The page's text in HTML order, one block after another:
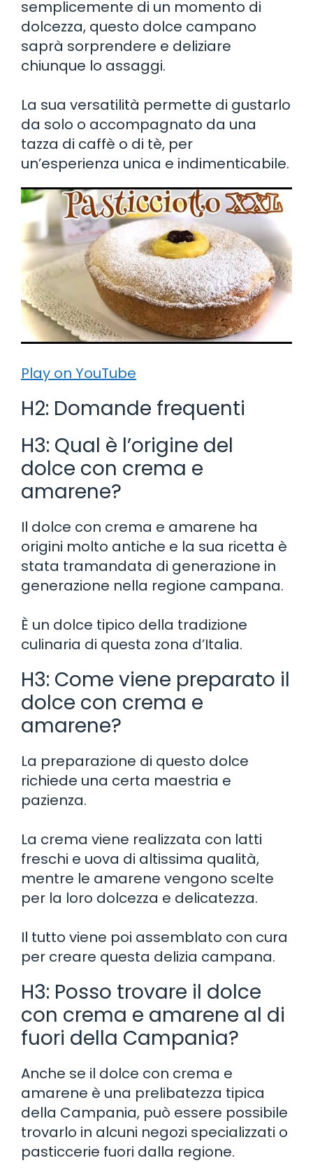
semplicemente di un momento di
dolcezza, questo dolce campano
saprà sorprendere e deliziare
chiunque lo assaggi.
La sua versatilità permette di gustarlo
da solo o accompagnato da una
tazza di caffè o di tè, per
un’esperienza unica e indimenticabile.
Play on YouTube
H2: Domande frequenti
H3: Qual è l’origine del
dolce con crema e
amarene?
Il dolce con crema e amarene ha
origini molto antiche e la sua ricetta è
stata tramandata di generazione in
generazione nella regione campana.
È un dolce tipico della tradizione
culinaria di questa zona d’Italia.
H3: Come viene preparato il
dolce con crema e
amarene?
La preparazione di questo dolce
richiede una certa maestria e
pazienza.
La crema viene realizzata con latti
freschi e uova di altissima qualità,
mentre le amarene vengono scelte
per la loro dolcezza e delicatezza.
Il tutto viene poi assemblato con cura
per creare questa delizia campana.
H3: Posso trovare il dolce
con crema e amarene al di
fuori della Campania?
Anche se il dolce con crema e
amarene è una prelibatezza tipica
della Campania, può essere possibile
trovarlo in alcuni negozi specializzati o
pasticcerie fuori dalla regione.